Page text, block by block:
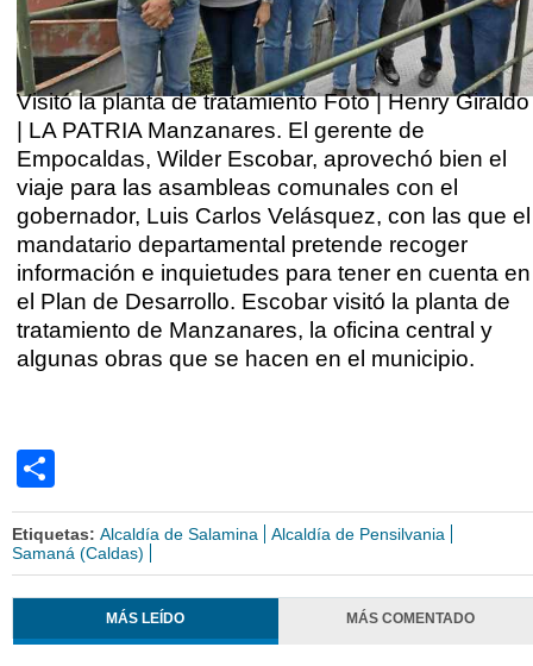
Visitó la planta de tratamiento Foto | Henry Giraldo
| LA PATRIA Manzanares. El gerente de
Empocaldas, Wilder Escobar, aprovechó bien el
viaje para las asambleas comunales con el
gobernador, Luis Carlos Velásquez, con las que el
mandatario departamental pretende recoger
información e inquietudes para tener en cuenta en
el Plan de Desarrollo. Escobar visitó la planta de
tratamiento de Manzanares, la oficina central y
algunas obras que se hacen en el municipio.
Etiquetas: Alcaldía de Salamina
Alcaldía de Pensilvania
Samaná (Caldas)
MÁS LEÍDO MÁS COMENTADO